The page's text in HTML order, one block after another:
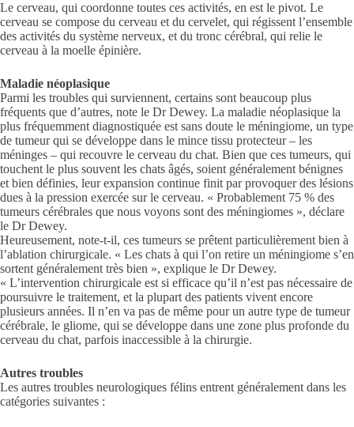
Le cerveau, qui coordonne toutes ces activités, en est le pivot. Le
cerveau se compose du cerveau et du cervelet, qui régissent l’ensemble
des activités du système nerveux, et du tronc cérébral, qui relie le
cerveau à la moelle épinière.
Maladie néoplasique
Parmi les troubles qui surviennent, certains sont beaucoup plus
fréquents que d’autres, note le Dr Dewey. La maladie néoplasique la
plus fréquemment diagnostiquée est sans doute le méningiome, un type
de tumeur qui se développe dans le mince tissu protecteur – les
méninges – qui recouvre le cerveau du chat. Bien que ces tumeurs, qui
touchent le plus souvent les chats âgés, soient généralement bénignes
et bien définies, leur expansion continue finit par provoquer des lésions
dues à la pression exercée sur le cerveau. « Probablement 75 % des
tumeurs cérébrales que nous voyons sont des méningiomes », déclare
le Dr Dewey.
Heureusement, note-t-il, ces tumeurs se prêtent particulièrement bien à
l’ablation chirurgicale. « Les chats à qui l’on retire un méningiome s’en
sortent généralement très bien », explique le Dr Dewey.
« L’intervention chirurgicale est si efficace qu’il n’est pas nécessaire de
poursuivre le traitement, et la plupart des patients vivent encore
plusieurs années. Il n’en va pas de même pour un autre type de tumeur
cérébrale, le gliome, qui se développe dans une zone plus profonde du
cerveau du chat, parfois inaccessible à la chirurgie.
Autres troubles
Les autres troubles neurologiques félins entrent généralement dans les
catégories suivantes :